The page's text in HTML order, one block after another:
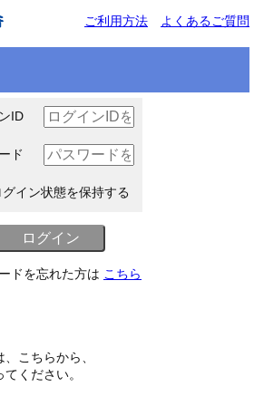
ご利用方法 よくあるご質問
ID
ド
グイン状態を保持する
ドを忘れた方は こちら
こちらから、
ください。